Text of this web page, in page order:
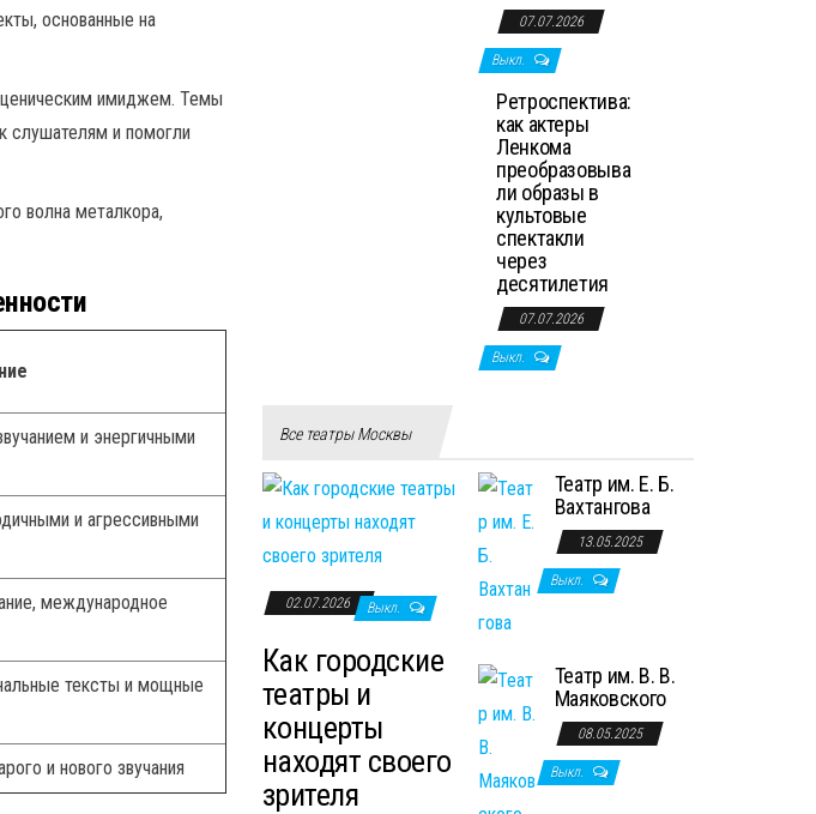
основанные на
имиджем. Темы
слушателям и помогли
волна металкора,
и энергичными
и агрессивными
международное
тексты и мощные
и нового звучания
07.07.2026
Выкл.
Ретроспектива:
как актеры
Ленкома
преобразовыва
ли образы в
культовые
спектакли
через
десятилетия
07.07.2026
Выкл.
Все театры Москвы
02.07.2026 Выкл.
Как городские
театры и
концерты
находят своего
зрителя
Театр им. Е. Б.
Вахтангова
13.05.2025
Выкл.
Театр им. В. В.
Маяковского
08.05.2025
Выкл.